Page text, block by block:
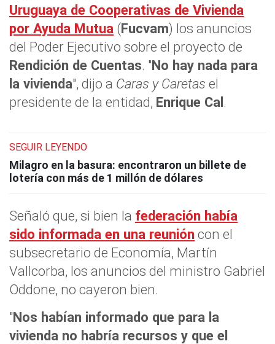
Uruguaya de Cooperativas de Vivienda
por Ayuda Mutua (Fucvam) los anuncios
del Poder Ejecutivo sobre el proyecto de
Rendición de Cuentas. "No hay nada para
la vivienda", dijo a Caras y Caretas el
presidente de la entidad, Enrique Cal.
SEGUIR LEYENDO
Milagro en la basura: encontraron un billete de
lotería con más de 1 millón de dólares
Señaló que, si bien la federación había
sido informada en una reunióncon el
subsecretario de Economía, Martín
Vallcorba, los anuncios del ministro Gabriel
Oddone, no cayeron bien.
"Nos habían informado que para la
vivienda no habría recursos y que el